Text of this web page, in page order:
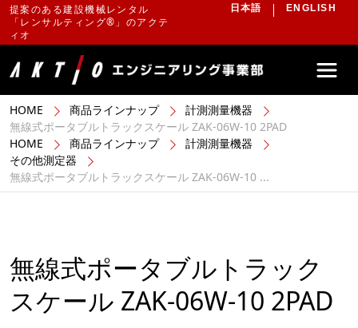
提案のある建設機械レンタル
「レンサルティング®」のアクテ
ィオ
日本語 ENGLISH
HOME 商品ラインナップ
計測測量機器
無線式ポータブルトラックスケール ZAK-06W-10 2PAD
HOME
商品ラインナップ
計測測量機器
その他測定器
無線式ポータブルトラックスケール ZAK-06W-10 ...
無線式ポータブルトラック
スケール ZAK-06W-10 2PAD